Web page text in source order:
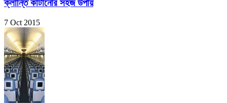
ক্লান্তি কাটানোর সহজ উপায়
7 Oct 2015